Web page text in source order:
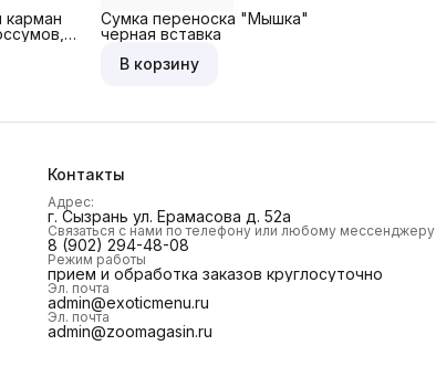
карман
Сумка переноска "Мышка"
черная вставка
В корзину
Контакты
Адрес:
г. Сызрань ул. Ерамасова д. 52а
Связаться с нами по телефону или любому мессенджеру
8 (902) 294-48-08
Режим работы
прием и обработка заказов круглосуточно
Эл. почта
admin@exoticmenu.ru
Эл. почта
admin@zoomagasin.ru